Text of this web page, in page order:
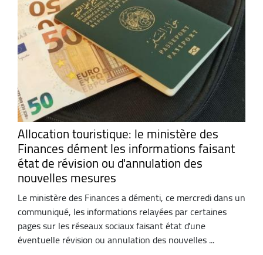
Allocation touristique: le ministère des
Finances dément les informations faisant
état de révision ou d'annulation des
nouvelles mesures
Le ministère des Finances a démenti, ce mercredi dans un
communiqué, les informations relayées par certaines
pages sur les réseaux sociaux faisant état d'une
éventuelle révision ou annulation des nouvelles ...